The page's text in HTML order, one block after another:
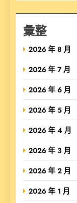
彙整
2026 年 8 月
2026 年 7 月
2026 年 6 月
2026 年 5 月
2026 年 4 月
2026 年 3 月
2026 年 2 月
2026 年 1 月